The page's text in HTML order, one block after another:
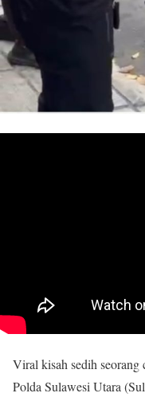
Viral kisah sedih seorang
Polda Sulawesi Utara